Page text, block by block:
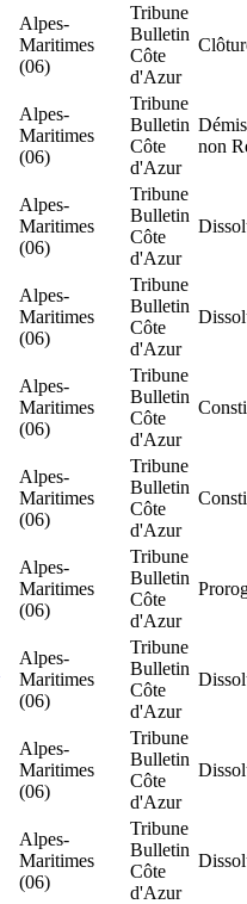
Alpes-
Maritimes
(06)
Tribune
Bulletin
Côte
d'Azur
Alpes-
Maritimes
(06)
Tribune
Bulletin
Côte
d'Azur
non
Alpes-
Maritimes
(06)
Tribune
Bulletin
Côte
d'Azur
Alpes-
Maritimes
(06)
Tribune
Bulletin
Côte
d'Azur
Alpes-
Maritimes
(06)
Tribune
Bulletin
Côte
d'Azur
Alpes-
Maritimes
(06)
Tribune
Bulletin
Côte
d'Azur
Alpes-
Maritimes
(06)
Tribune
Bulletin
Côte
d'Azur
Alpes-
Maritimes
(06)
Tribune
Bulletin
Côte
d'Azur
Alpes-
Maritimes
(06)
Tribune
Bulletin
Côte
d'Azur
Alpes-
Maritimes
(06)
Tribune
Bulletin
Côte
d'Azur